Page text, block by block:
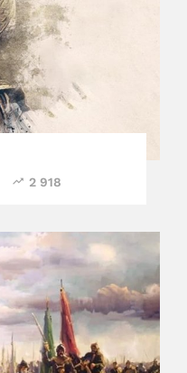
2 918